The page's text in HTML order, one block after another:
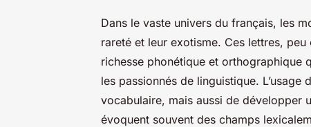
Dans le vaste univers du français, les
rareté et leur exotisme. Ces lettres,
richesse phonétique et orthographique
les passionnés de linguistique. L’usage
vocabulaire, mais aussi de développer
évoquent souvent des champs